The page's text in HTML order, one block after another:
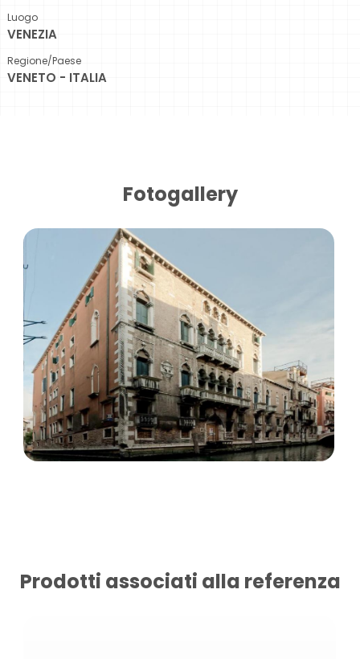
Luogo
VENEZIA
Regione/Paese
VENETO - ITALIA
Fotogallery
Prodotti associati alla referenza